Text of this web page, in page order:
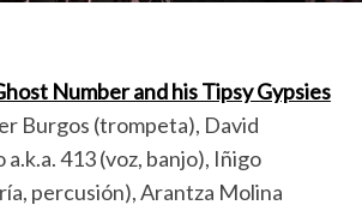
Number and his Tipsy Gypsies
Burgos (trompeta), David
a.k.a. 413 (voz, banjo), Iñigo
percusión), Arantza Molina